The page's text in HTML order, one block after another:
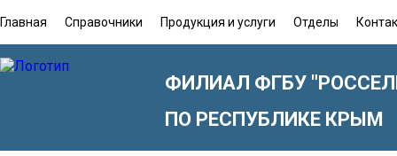
Главная Справочники Продукция и услуги Отделы
ФИЛИАЛ ФГБУ
ПО РЕСПУБЛИКЕ КРЫМ